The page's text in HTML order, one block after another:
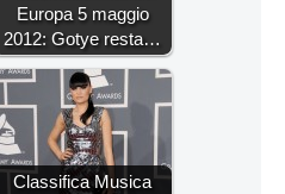
Europa 5 maggio
2012: Gotye resta…
Classifica Musica